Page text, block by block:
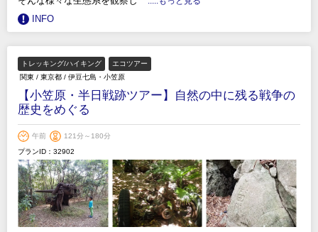
INFO
トレッキング/ハイキング
エコツアー
関東 / 東京都 / 伊豆七島・小笠原
【小笠原・半日戦跡ツアー】自然の中に残る戦争の
歴史をめぐる
午前
121分～180分
プランID：32902